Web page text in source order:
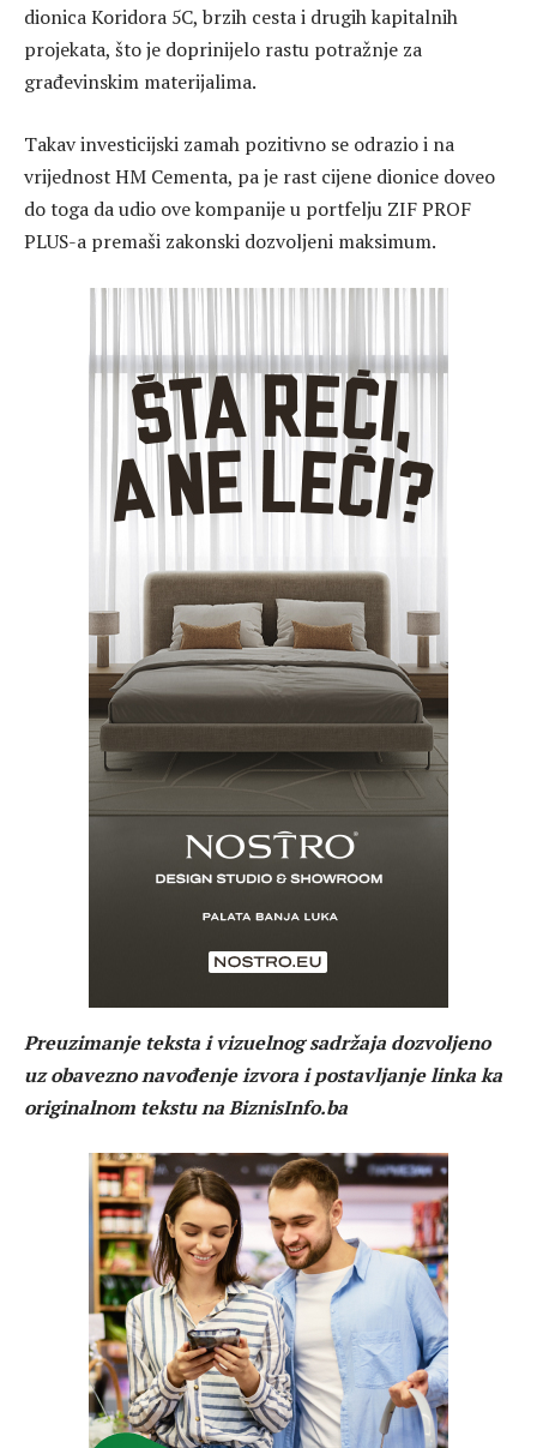
dionica Koridora 5C, brzih cesta i drugih kapitalnih
projekata, što je doprinijelo rastu potražnje za
građevinskim materijalima.
Takav investicijski zamah pozitivno se odrazio i na
vrijednost HM Cementa, pa je rast cijene dionice doveo
do toga da udio ove kompanije u portfelju ZIF PROF
PLUS-a premaši zakonski dozvoljeni maksimum.
Preuzimanje teksta i vizuelnog sadržaja dozvoljeno
uz obavezno navođenje izvora i postavljanje linka ka
originalnom tekstu na BiznisInfo.ba